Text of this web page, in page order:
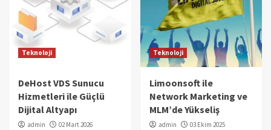
Teknoloji
DeHost VDS Sunucu
Hizmetleri ile Güçlü
Dijital Altyapı
admin 02 Mart 2026
Teknoloji
Limoonsoft ile
Network Marketing ve
MLM’de Yükseliş
admin 03 Ekim 2025